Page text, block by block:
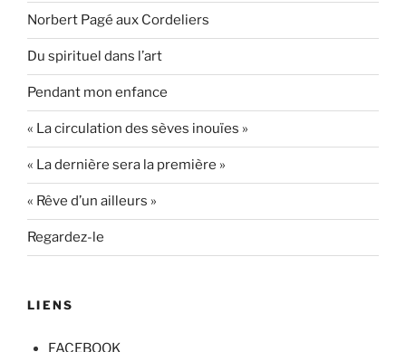
Norbert Pagé aux Cordeliers
Du spirituel dans l’art
Pendant mon enfance
« La circulation des sèves inouïes »
« La dernière sera la première »
« Rêve d’un ailleurs »
Regardez-le
LIENS
FACEBOOK